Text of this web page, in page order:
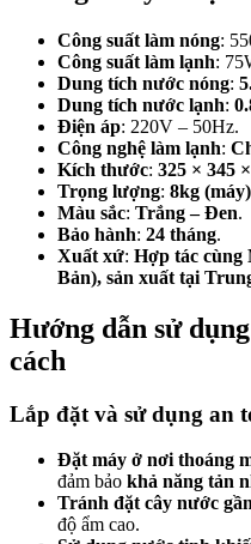
Công suất làm nóng:
Công suất làm lạnh:
Dung tích nước nóng:
Dung tích nước lạnh:
Điện áp: 220V – 50Hz.
Công nghệ làm lạnh:
Kích thước: 325 × 345
Trọng lượng: 8kg
Màu sắc: Trắng – Đen.
Bảo hành: 24 tháng.
Xuất xứ: Hợp tác cùng
Bản), sản xuất tại
Hướng dẫn sử
cách
Lắp đặt và sử dụng an
Đặt máy ở nơi thoáng
đảm bảo khả năng tản
Tránh đặt cây nước
độ ẩm cao.